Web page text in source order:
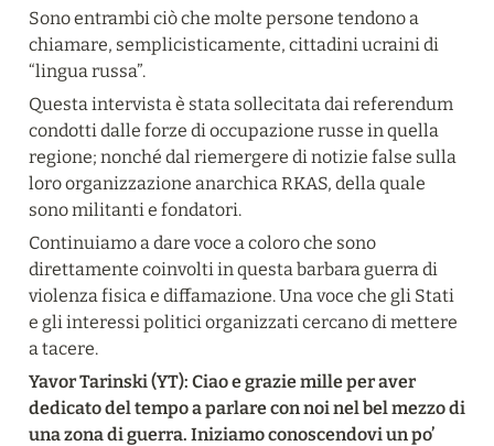
Sono entrambi ciò che molte persone tendono a
chiamare, semplicisticamente, cittadini ucraini di
“lingua russa”.
Questa intervista è stata sollecitata dai referendum
condotti dalle forze di occupazione russe in quella
regione; nonché dal riemergere di notizie false sulla
loro organizzazione anarchica RKAS, della quale
sono militanti e fondatori.
Continuiamo a dare voce a coloro che sono
direttamente coinvolti in questa barbara guerra di
violenza fisica e diffamazione. Una voce che gli Stati
e gli interessi politici organizzati cercano di mettere
a tacere.
Yavor Tarinski (YT): Ciao e grazie mille per aver
dedicato del tempo a parlare con noi nel bel mezzo di
una zona di guerra. Iniziamo conoscendovi un po’